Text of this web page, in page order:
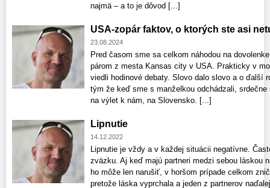
najmä – a to je dôvod [...]
USA-zopár faktov, o ktorých ste asi
23.08.2024
Pred časom sme sa celkom náhodou na
párom z mesta Kansas city v USA. Prakticky v
viedli hodinové debaty. Slovo dalo slovo a o ďalší
tým že keď sme s manželkou odchádzali,
na výlet k nám, na Slovensko. [...]
Lipnutie
14.12.2022
Lipnutie je vždy a v každej situácii negatívne.
zväzku. Aj keď majú partneri medzi sebou láskou
ho môže len narušiť, v horšom prípade celkom
pretože láska vyprchala a jeden z partnerov